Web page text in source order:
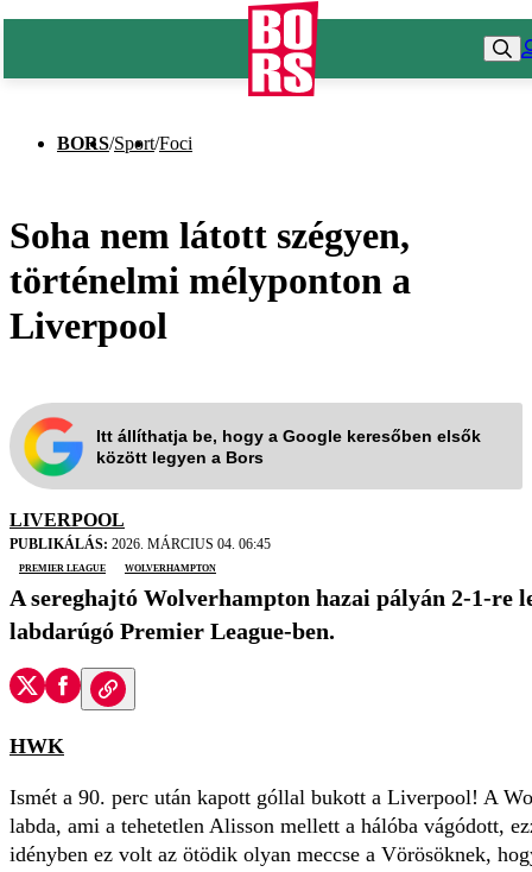
BORS/Sport/Foci
Soha nem látott szégyen,
történelmi mélyponton a
Liverpool
Itt állíthatja be, hogy a Google keresőben elsők
között legyen a Bors
LIVERPOOL
PUBLIKÁLÁS: 2026. MÁRCIUS 04. 06:45
premier league
wolverhampton
A sereghajtó Wolverhampton hazai pályán 2-1-re
labdarúgó Premier League-ben.
HWK
Ismét a 90. perc után kapott góllal bukott a Liverpool! A
labda, ami a tehetetlen Alisson mellett a hálóba vágódott,
idényben ez volt az ötödik olyan meccse a Vörösöknek,